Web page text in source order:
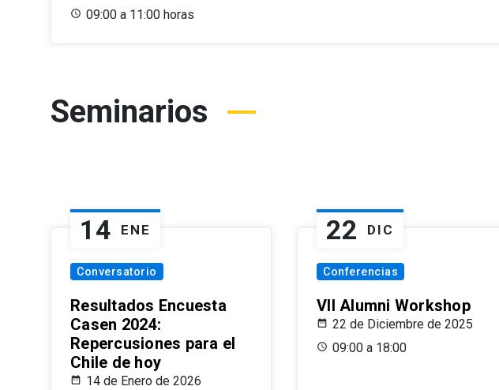
09:00 a 11:00 horas
Seminarios
14 ENE
Conversatorio
Resultados Encuesta
Casen 2024:
Repercusiones para el
Chile de hoy
14 de Enero de 2026
22 DIC
Conferencias
VII Alumni Workshop
22 de Diciembre de 2025
09:00 a 18:00